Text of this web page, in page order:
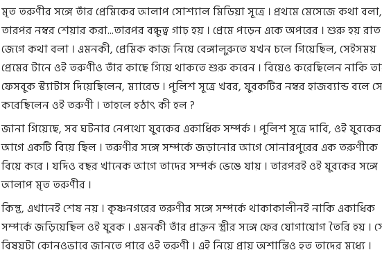
মৃত তরুণীর সঙ্গে তাঁর প্রেমিকের আলাপ সোশ্যাল মিডিয়া সূত্রে । প্রথমে মেসেজে কথা বলা,
তারপর নম্বর শেয়ার করা...তারপর বন্ধুত্ব গাঢ় হয় । প্রেমে পড়েন একে অপরের । শুরু হয় রাত
জেগে কথা বলা । এমনকী, প্রেমিক কাজ নিয়ে বেঙ্গালুরুতে যখন চলে গিয়েছিল, সেইসময়
প্রেমের টানে ওই তরুণীও তাঁর কাছে গিয়ে থাকতে শুরু করেন । বিয়েও করেছিলেন নাকি
ফেসবুক স্ট্যাটাস দিয়েছিলেন, ম্যারেড । পুলিশ সূত্রে খবর, যুবকটির নম্বর হাজব্যান্ড বলে
করেছিলেন ওই তরুণী । তাহলে হঠাৎ কী হল ?
জানা গিয়েছে, সব ঘটনার নেপথ্যে যুবকের একাধিক সম্পর্ক । পুলিশ সূত্রে দাবি, ওই যুবকের
আগে একটি বিয়ে ছিল । তরুণীর সঙ্গে সম্পর্কে জড়ানোর আগে সোনারপুরের এক তরুণীকে
বিয়ে করে । যদিও বছর খানেক আগে তাদের সম্পর্ক ভেঙে যায় । তারপরই ওই যুবকের সঙ্গে
আলাপ মৃত তরুণীর ।
কিন্তু, এখানেই শেষ নয় । কৃষ্ণনগরের তরুণীর সঙ্গে সম্পর্কে থাকাকালীনই নাকি একাধিক
সম্পর্কে জড়িয়েছিল ওই যুবক । এমনকী তাঁর প্রাক্তন স্ত্রীর সঙ্গে ফের যোগাযোগ তৈরি হয় ।
বিষয়টা কোনওভাবে জানতে পারে ওই তরুণী । এই নিয়ে প্রায় অশান্তিও হত তাদের মধ্যে ।